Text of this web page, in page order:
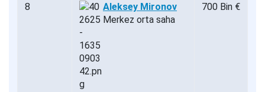
8
Aleksey Mironov
Merkez orta saha
700 Bin €